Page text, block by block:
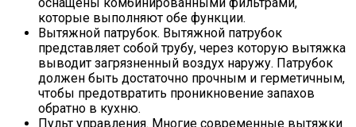
которые выполняют обе функции.
Вытяжной патрубок. Вытяжной патрубок
представляет собой трубу, через которую вытяжка
выводит загрязненный воздух наружу. Патрубок
должен быть достаточно прочным и герметичным,
чтобы предотвратить проникновение запахов
обратно в кухню.
Пульт управления. Многие современные вытяжки